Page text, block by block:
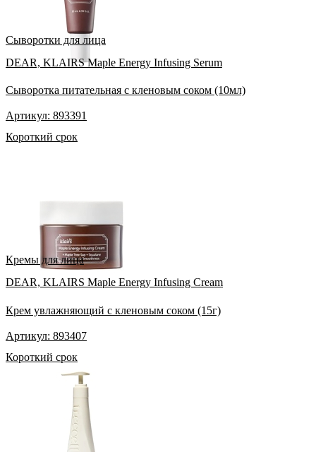
Сыворотки для лица
DEAR, KLAIRS Maple Energy Infusing Serum
Сыворотка питательная с кленовым соком (10мл)
Артикул: 893391
Короткий срок
Кремы для лица
DEAR, KLAIRS Maple Energy Infusing Cream
Крем увлажняющий с кленовым соком (15г)
Артикул: 893407
Короткий срок